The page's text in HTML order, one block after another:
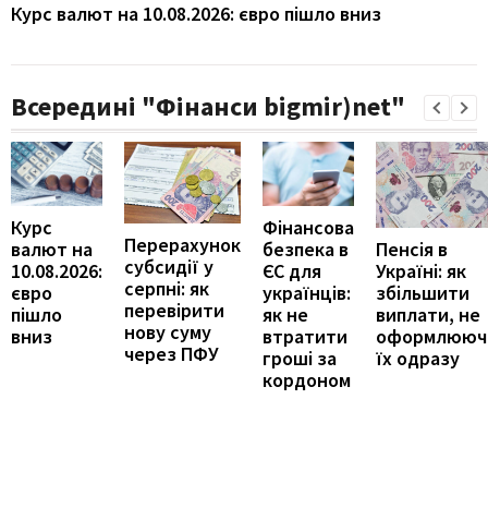
Курс валют на 10.08.2026: євро пішло вниз
Всередині "Фінанси bigmir)net"
Курс
валют на
10.08.2026:
євро
пішло
вниз
Перерахунок
субсидії у
серпні: як
перевірити
нову суму
через ПФУ
Фінансова
безпека в
ЄС для
українців:
як не
втратити
гроші за
кордоном
Пенсія в
Україні: як
збільшити
виплати, не
їх одразу